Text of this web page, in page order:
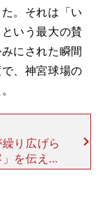
。それは「い
いう最大の賛
にされた瞬間
、神宮球場の
り広げら
を伝えて
回答を書
どういう